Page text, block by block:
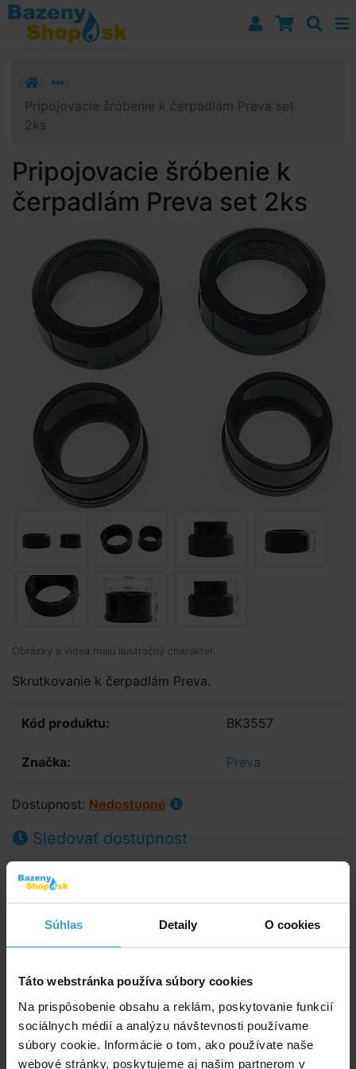
Súhlas Detaily O cookies
Táto webstránka používa súbory cookies
Na prispôsobenie obsahu a reklám, poskytovanie funkcií
sociálnych médií a analýzu návštevnosti používame
súbory cookie. Informácie o tom, ako používate naše
webové stránky, poskytujeme aj našim partnerom v
Prejsť k navigácii
Prejsť na obsah
Prejsť k bočnému stĺpci
Pripojovacie šróbenie k čerpadlám Preva set
2ks
Pripojovacie šróbenie k
čerpadlám Preva set 2ks
Obrázky a videá majú ilustračný charakter.
Skrutkovanie k čerpadlám Preva.
Kód produktu: BK3557
Značka: Preva
Dostupnost: Nedostupné
Sledovať dostupnost
18,63 EUR bez DPH
Spýtajte sa predavača
Podrobný popis
Pripojovacia sada nátrubku s prevlečnou maticou na
pripojenie čerpadla značky PREVA k potrubiu 50mm
lepením.